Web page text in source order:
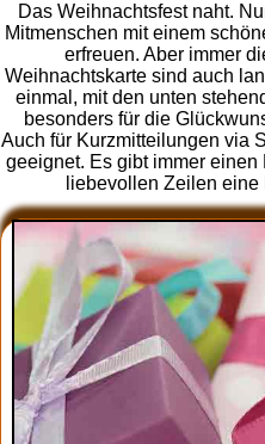
Das Weihnachtsfest naht.
Mitmenschen mit einem
erfreuen. Aber immer
Weihnachtskarte sind auch
einmal, mit den unten
besonders für die
Auch für Kurzmitteilungen via
geeignet. Es gibt immer
liebevollen Zeilen